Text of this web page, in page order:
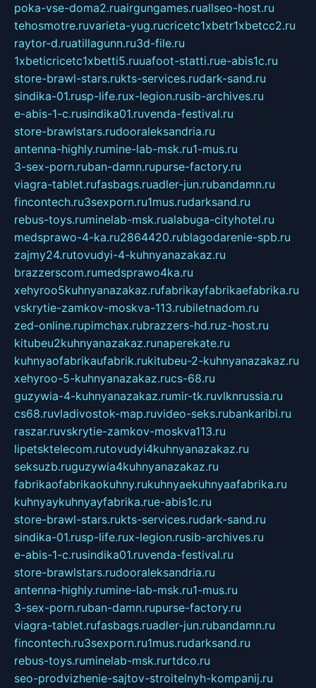
poka-vse-doma2.ruairgungames.ruallseo-host.ru
tehosmotre.ruvarieta-yug.rucricetc1xbetr1xbetcc2.ru
raytor-d.ruatillagunn.ru3d-file.ru
1xbeticricetc1xbetti5.ruuafoot-statti.rue-abis1c.ru
store-brawl-stars.rukts-services.rudark-sand.ru
sindika-01.rusp-life.rux-legion.rusib-archives.ru
e-abis-1-c.rusindika01.ruvenda-festival.ru
store-brawlstars.rudooraleksandria.ru
antenna-highly.rumine-lab-msk.ru1-mus.ru
3-sex-porn.ruban-damn.rupurse-factory.ru
viagra-tablet.rufasbags.ruadler-jun.rubandamn.ru
fincontech.ru3sexporn.ru1mus.rudarksand.ru
rebus-toys.ruminelab-msk.rualabuga-cityhotel.ru
medsprawo-4-ka.ru2864420.rublagodarenie-spb.ru
zajmy24.rutovudyi-4-kuhnyanazakaz.ru
brazzerscom.rumedsprawo4ka.ru
xehyroo5kuhnyanazakaz.rufabrikayfabrikaefabrika.ru
vskrytie-zamkov-moskva-113.rubiletnadom.ru
zed-online.rupimchax.rubrazzers-hd.ruz-host.ru
kitubeu2kuhnyanazakaz.runaperekate.ru
kuhnyaofabrikaufabrik.rukitubeu-2-kuhnyanazakaz.ru
xehyroo-5-kuhnyanazakaz.rucs-68.ru
guzywia-4-kuhnyanazakaz.rumir-tk.ruvlknrussia.ru
cs68.ruvladivostok-map.ruvideo-seks.rubankaribi.ru
raszar.ruvskrytie-zamkov-moskva113.ru
lipetsktelecom.rutovudyi4kuhnyanazakaz.ru
seksuzb.ruguzywia4kuhnyanazakaz.ru
fabrikaofabrikaokuhny.rukuhnyaekuhnyaafabrika.ru
kuhnyaykuhnyayfabrika.rue-abis1c.ru
store-brawl-stars.rukts-services.rudark-sand.ru
sindika-01.rusp-life.rux-legion.rusib-archives.ru
e-abis-1-c.rusindika01.ruvenda-festival.ru
store-brawlstars.rudooraleksandria.ru
antenna-highly.rumine-lab-msk.ru1-mus.ru
3-sex-porn.ruban-damn.rupurse-factory.ru
viagra-tablet.rufasbags.ruadler-jun.rubandamn.ru
fincontech.ru3sexporn.ru1mus.rudarksand.ru
rebus-toys.ruminelab-msk.rurtdco.ru
seo-prodvizhenie-sajtov-stroitelnyh-kompanij.ru